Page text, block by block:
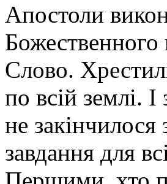
Апостоли
Слово.
по всій землі.
не
завдання для